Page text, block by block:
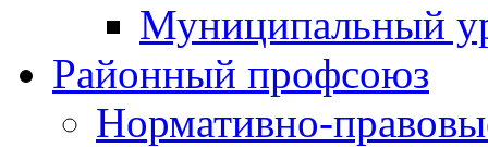
Муниципальный
Районный профсоюз
Нормативно-